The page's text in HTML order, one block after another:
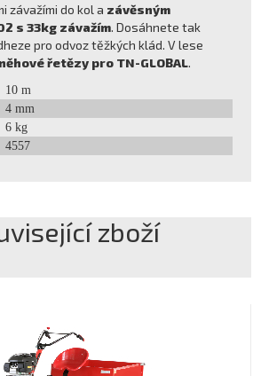
závažími do kol a závěsným
s 33kg závažím. Dosáhnete tak
pro odvoz těžkých klád. V lese
řetězy pro TN-GLOBAL.
10 m
4 mm
6 kg
4557
zboží